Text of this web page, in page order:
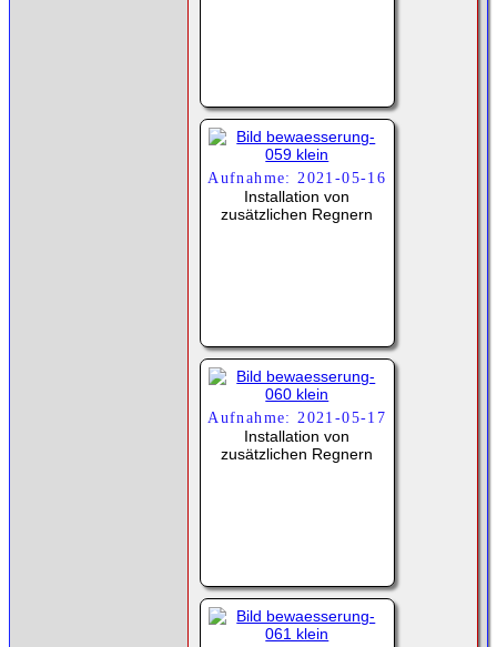
Aufnahme: 2021-05-16
Installation von
zusätzlichen Regnern
Aufnahme: 2021-05-17
Installation von
zusätzlichen Regnern